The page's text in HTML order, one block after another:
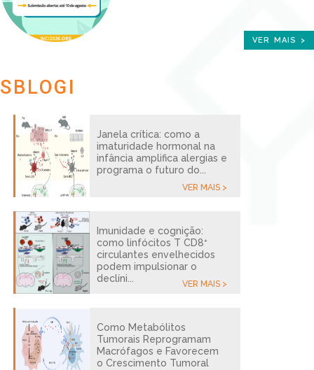
VER MAIS >
SBLOGI
Janela crítica: como a
imaturidade hormonal na
infância amplifica alergias e
programa o futuro do...
VER MAIS >
Imunidade e cognição:
como linfócitos T CD8⁺
circulantes envelhecidos
podem impulsionar o
declíni...
VER MAIS >
Como Metabólitos
Tumorais Reprogramam
Macrófagos e Favorecem
o Crescimento Tumoral